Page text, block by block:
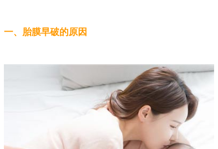
一、胎膜早破的原因